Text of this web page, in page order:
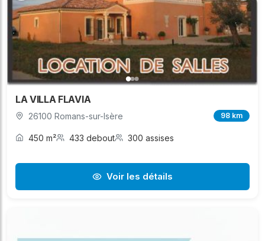
LA VILLA FLAVIA
26100 Romans-sur-Isère 98 km
450 m² 433 debout 300 assises
Voir les détails